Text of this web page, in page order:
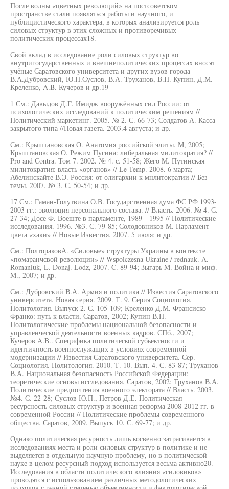
После волны «цветных революций» на постсоветском
пространстве стали появляться работы и научного, и
публицистического характера, в которых анализируется роль
силовых структур в этих сложных и противоречивых
политических процессах18.
Свой вклад в исследование роли силовых структур во
внутригосударственных и внешнеполитических процессах вносят
учёные Саратовского университета и других вузов города -
В.А.Дубровский, Ю.П.Суслов, В.А. Труханов, В.Н. Купин, Д.М.
Креленко, A.B. Кучеров и др.19
1 См.: Давыдов Д.Г. Имидж вооружённых сил России: от
психологических исследований к политическим решениям //
Политический маркетинг. 2005. № 2. С. 66-73; Солдатов А. Касса
закрытого типа //Новая газета. 2003.4 августа; и др.
См.: Крыштановская О. Анатомия российской элиты. М, 2005;
Крыштановская О. Режим Пугина: либеральная милитократия? //
Pro and Contra. Том 7. 2002. № 4. с. 51-58; Жего М. Путинская
милитократия: власть «органов» // Le Temp. 2008. 6 марта;
Абелинскайте В.Э. Россия: от олигархии к мнлитократии // Без
темы. 2007. № 3. С. 50-54; и др.
17 См.: Гаман-Голутвина О.В. Государственная дума ФС РФ 1993-
2003 гг.: эволюция персонального состава. // Власть. 2006. № 4. С.
27-34; Досе Ф. Воеште в парламенте, 1989—1995 // Политические
исследования. 1996. №3. С. 79-85; Солодовников М. Парламент
цвета «хаки» // Новые Известия. 2007. 5 июля; и др.
См.: ПолтораковА. «Силовые» структуры Украины в контексте
«помаранчсвой революции» // Wspolczesna Ukraine / rednauk. A.
Romaniuk, L. Donaj. Lodz, 2007. C. 89-94; Зыгарь M. Война и миф.
M., 2007; и др.
См.: Дубровский В.А. Армия и политика // Известия Саратовского
университета. Новая серия. 2009. Т. 9. Серия Социология.
Политология. Выпуск 2. С. 105-109; Креленко Д.М. Франсиско
Франко: путь к власти, Саратов, 2002; Купин В.Н.
Политологические проблемы национальной безопасности и
управленческой деятельности военных кадров. СПб., 2007;
Кучеров A.B.. Специфика политической субьектносги и
идентичность военнослужащих в условиях современной
модернизации // Известия Саратовского университета. Сер.
Социология. Политология. 2010. Т. 10. Вып. 4. С. 83-87; Труханов
В.А. Национальная безопасность Российской Федерации:
теоретические основы исследования. Саратов, 2002; Труханов В.А.
Политические предпочтения военного электората // Власть. 2003.
№4. С. 22-28; Суслов Ю.П., Петров Д.Е. Политическая
ресурсность силовых структур и военная реформа 2008-2012 гг. в
современной России // Политические проблемы современного
общества. Саратов, 2009. Выпуск 10. С. 69-77; и др.
Однако политическая ресурность лишь косвенно затрагивается в
исследованиях места и роли силовых структур в политике и не
выделяется в отдельную научную проблему, но в политической
науке в целом ресурсный подход используется весьма активно20.
Исследования в области политического влияния «силовиков»
проводятся с использованием различных методологических